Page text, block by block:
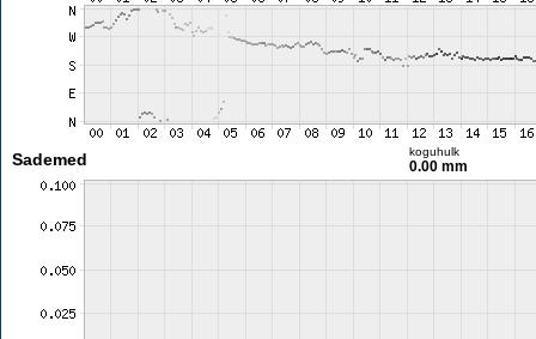
Sademed koguhulk
0.00 mm